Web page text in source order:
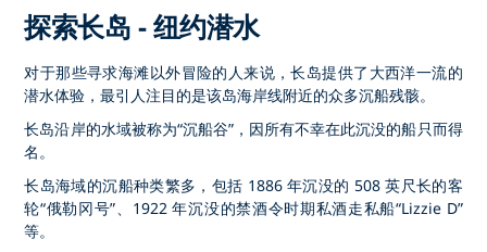
探索长岛 - 纽约潜水
对于那些寻求海滩以外冒险的人来说，长岛提供了大西洋一流的
潜水体验，最引人注目的是该岛海岸线附近的众多沉船残骸。
长岛沿岸的水域被称为“沉船谷”，因所有不幸在此沉没的船只而得
名。
长岛海域的沉船种类繁多，包括 1886 年沉没的 508 英尺长的客
轮“俄勒冈号”、1922 年沉没的禁酒令时期私酒走私船“Lizzie D”
等。